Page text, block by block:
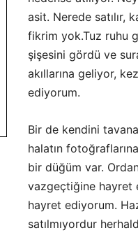
asit. Nerede satılır,
fikrim yok.Tuz ruhu
şişesini gördü ve
akıllarına geliyor,
ediyorum.
Bir de kendini
halatın
bir düğüm var.
vazgeçtiğine hayret
hayret ediyorum.
satılmıyordur